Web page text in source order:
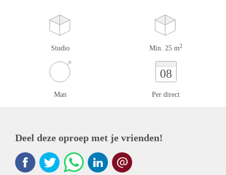
Studio Min. 25 m2
Man
08
Per direct
Deel deze oproep met je vrienden!